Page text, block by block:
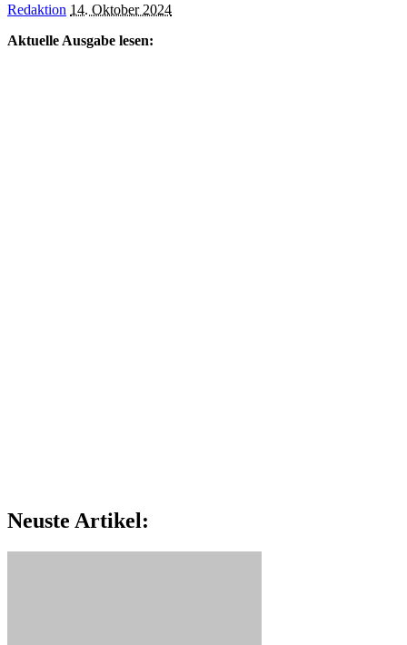
Posted
Redaktion 14. Oktober 2024
Aktuelle Ausgabe lesen:
Neuste Artikel: